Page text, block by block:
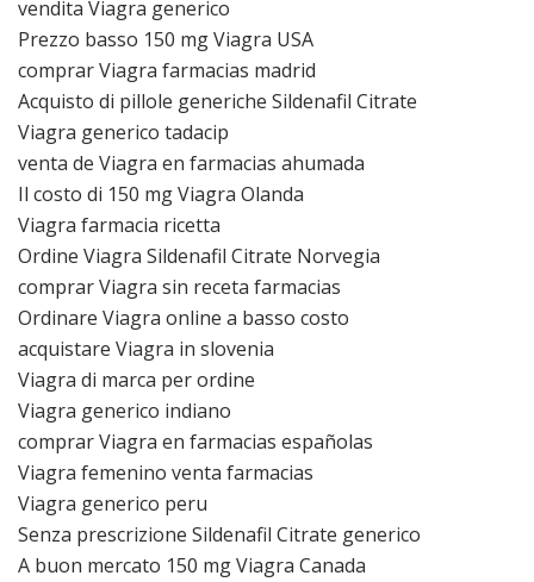
vendita Viagra generico
Prezzo basso 150 mg Viagra USA
comprar Viagra farmacias madrid
Acquisto di pillole generiche Sildenafil Citrate
Viagra generico tadacip
venta de Viagra en farmacias ahumada
Il costo di 150 mg Viagra Olanda
Viagra farmacia ricetta
Ordine Viagra Sildenafil Citrate Norvegia
comprar Viagra sin receta farmacias
Ordinare Viagra online a basso costo
acquistare Viagra in slovenia
Viagra di marca per ordine
Viagra generico indiano
comprar Viagra en farmacias españolas
Viagra femenino venta farmacias
Viagra generico peru
Senza prescrizione Sildenafil Citrate generico
A buon mercato 150 mg Viagra Canada